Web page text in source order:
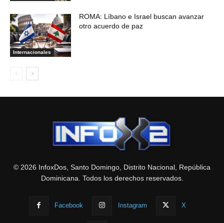
Internacionales
ROMA: Líbano e Israel buscan avanzar
otro acuerdo de paz
© 2026 InfoxDos, Santo Domingo, Distrito Nacional, República
Dominicana. Todos los derechos reservados.
Facebook Instagram X